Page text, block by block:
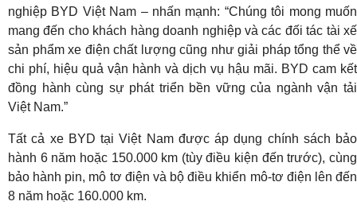
nghiệp BYD Việt Nam – nhấn mạnh: “Chúng tôi mong muốn
mang đến cho khách hàng doanh nghiệp và các đối tác tài xế
sản phẩm xe điện chất lượng cũng như giải pháp tổng thể về
chi phí, hiệu quả vận hành và dịch vụ hậu mãi. BYD cam kết
đồng hành cùng sự phát triển bền vững của ngành vận tải
Việt Nam.”
Tất cả xe BYD tại Việt Nam được áp dụng chính sách bảo
hành 6 năm hoặc 150.000 km (tùy điều kiện đến trước), cùng
bảo hành pin, mô tơ điện và bộ điều khiển mô-tơ điện lên đến
8 năm hoặc 160.000 km.